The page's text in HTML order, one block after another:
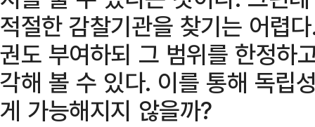
적절한 감찰기관을 찾기는 어렵
권도 부여하되 그 범위를 한정하
각해 볼 수 있다. 이를 통해 독립
게 가능해지지 않을까?